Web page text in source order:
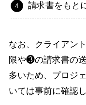
請求書をもと
なお、クライアン
限や❸の請求書の
多いため、プロジ
いては事前に確認